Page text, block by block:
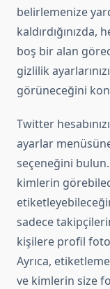
belirlemenize
boş bir alan
gizlilik
görüneceğini
Twitter
ayarlar
seçeneğini
kimlerin
sadece
kişilere profil
Ayrıca,
ve kimlerin size